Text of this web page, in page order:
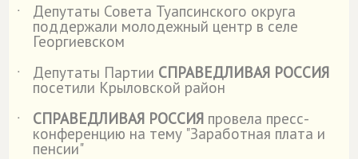
˙
Депутаты Совета Туапсинского округа
поддержали молодежный центр в селе
Георгиевском
˙
Депутаты Партии СПРАВЕДЛИВАЯ РОССИЯ
посетили Крыловской район
˙
СПРАВЕДЛИВАЯ РОССИЯ провела пресс-
конференцию на тему "Заработная плата и
пенсии"